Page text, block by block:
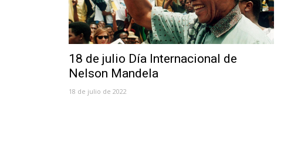
18 de julio Día Internacional de
Nelson Mandela
18 de julio de 2022